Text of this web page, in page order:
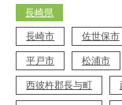
長崎県
長崎市 佐世保市
平戸市 松浦市
西彼杵郡長与町